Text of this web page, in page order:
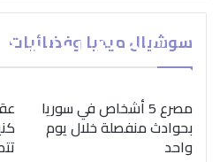
سوشيال ميديا وفضائيات
بمناسبة اليوم
“الصحة
ضرورة اتباع
لمواجهة إدمان
مصرع 5 أشخاص في سوريا
بحوادث منفصلة خلال يوم
واحد